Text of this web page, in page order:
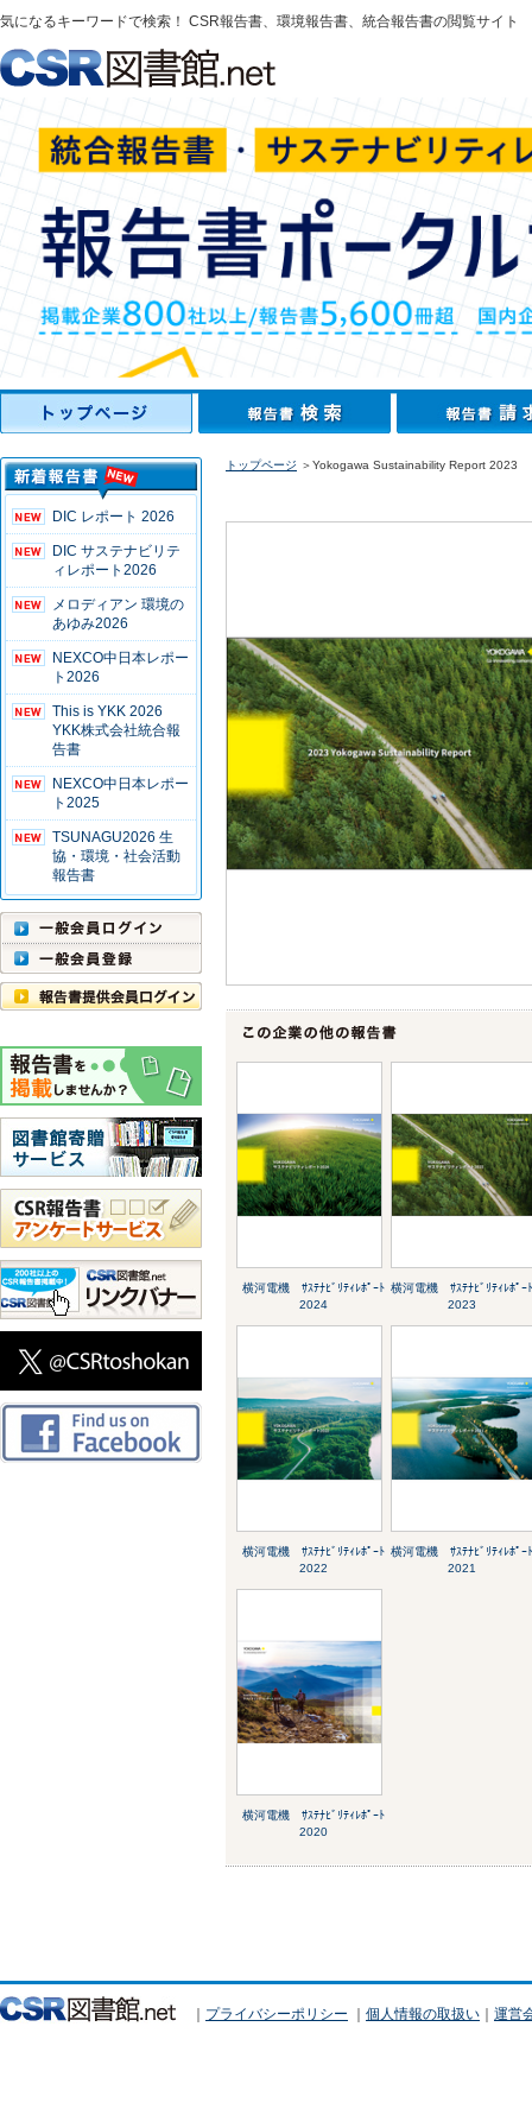
気になるキーワードで検索！ CSR報告書、環境報告書、統合報告書の閲覧サイト
DIC レポート 2026
DIC サステナビリテ
ィレポート2026
メロディアン 環境の
あゆみ2026
NEXCO中日本レポー
ト2026
This is YKK 2026
YKK株式会社統合報
告書
NEXCO中日本レポー
ト2025
TSUNAGU2026 生
協・環境・社会活動
報告書
トップページ ＞Yokogawa Sustainability Report 2023
横河電機 ｻｽﾃﾅﾋﾞﾘﾃｨﾚﾎﾟｰﾄ
2024
横河電機 ｻｽﾃﾅﾋﾞﾘﾃｨﾚﾎﾟｰ
2023
横河電機 ｻｽﾃﾅﾋﾞﾘﾃｨﾚﾎﾟｰﾄ
2022
横河電機 ｻｽﾃﾅﾋﾞﾘﾃｨﾚﾎﾟｰ
2021
横河電機 ｻｽﾃﾅﾋﾞﾘﾃｨﾚﾎﾟｰﾄ
2020
｜ プライバシーポリシー ｜ 個人情報の取扱い ｜ 運営